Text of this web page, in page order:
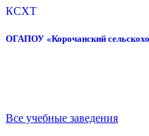
КСХТ
ОГАПОУ «Корочанский
Все учебные заведения